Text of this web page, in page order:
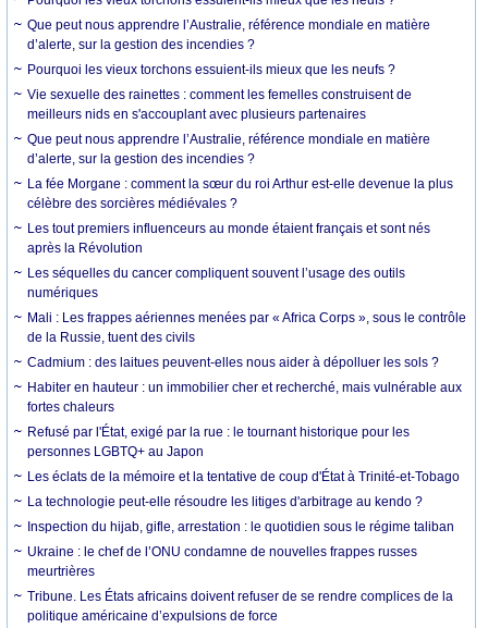
Que peut nous apprendre l’Australie, référence mondiale en matière
d’alerte, sur la gestion des incendies ?
Pourquoi les vieux torchons essuient-ils mieux que les neufs ?
Vie sexuelle des rainettes : comment les femelles construisent de
meilleurs nids en s'accouplant avec plusieurs partenaires
Que peut nous apprendre l’Australie, référence mondiale en matière
d’alerte, sur la gestion des incendies ?
La fée Morgane : comment la sœur du roi Arthur est-elle devenue la plus
célèbre des sorcières médiévales ?
Les tout premiers influenceurs au monde étaient français et sont nés
après la Révolution
Les séquelles du cancer compliquent souvent l’usage des outils
numériques
Mali : Les frappes aériennes menées par « Africa Corps », sous le contrôle
de la Russie, tuent des civils
Cadmium : des laitues peuvent-elles nous aider à dépolluer les sols ?
Habiter en hauteur : un immobilier cher et recherché, mais vulnérable aux
fortes chaleurs
Refusé par l'État, exigé par la rue : le tournant historique pour les
personnes LGBTQ+ au Japon
Les éclats de la mémoire et la tentative de coup d'État à Trinité-et-Tobago
La technologie peut-elle résoudre les litiges d'arbitrage au kendo ?
Inspection du hijab, gifle, arrestation : le quotidien sous le régime taliban
Ukraine : le chef de l’ONU condamne de nouvelles frappes russes
meurtrières
Tribune. Les États africains doivent refuser de se rendre complices de la
politique américaine d’expulsions de force